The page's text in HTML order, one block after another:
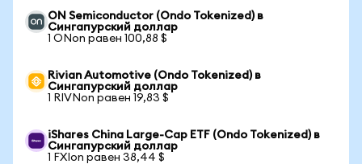
ON Semiconductor (Ondo Tokenized) в
Сингапурский доллар
1 ONon равен 100,88 $
Rivian Automotive (Ondo Tokenized) в
Сингапурский доллар
1 RIVNon равен 19,83 $
iShares China Large-Cap ETF (Ondo Tokenized) в
Сингапурский доллар
1 FXIon равен 38,44 $